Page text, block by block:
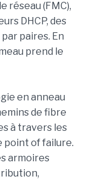
réseau (FMC),
DHCP, des
paires. En
prend le
en anneau
de fibre
à travers les
point of failure.
armoires